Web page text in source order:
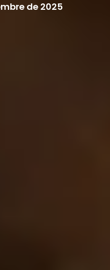
de 2025